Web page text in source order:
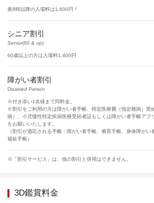
夜8時以降の入場料は1,600円！
シニア割引
Senior(60 & up)
60歳以上の方は入場料1,400円
障がい者割引
Disabled Person
※付き添い1名様まで同料金。
※割引をご利用の方は障がい者手帳、特定医療費（指定難病）受
病）、小児慢性特定疾病医療受給者証もしくは障がい者手帳アプ
をお願いいたします。
（割引が適応される手帳：障がい者手帳、療育手帳、身体障がい
福祉手帳）
※「割引サービス」は、他の割引と併用はできません。
3D鑑賞料金